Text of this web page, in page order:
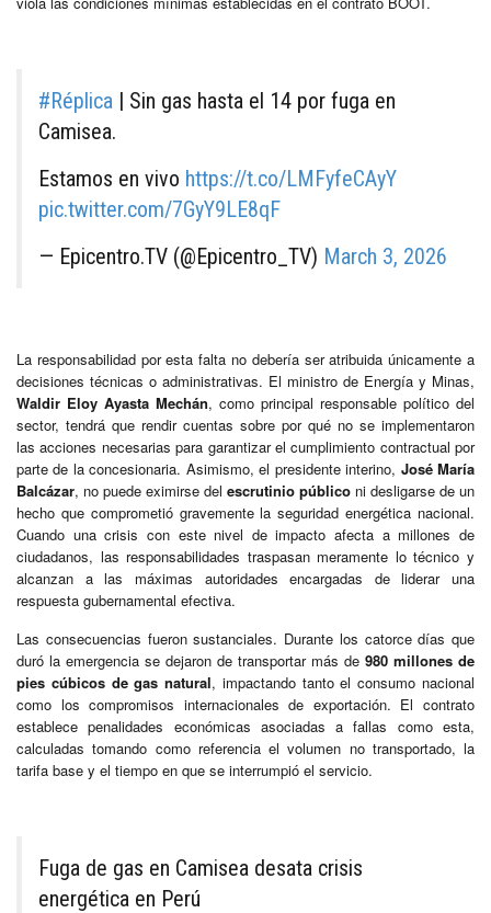
#Réplica | Sin gas hasta el 14 por fuga en
Camisea.
Estamos en vivo https://t.co/LMFyfeCAyY
pic.twitter.com/7GyY9LE8qF
— Epicentro.TV (@Epicentro_TV) March 3, 2026
La responsabilidad por esta falta no debería ser atribuida únicamente a
decisiones técnicas o administrativas. El ministro de Energía y Minas,
Waldir Eloy Ayasta Mechán, como principal responsable político del
sector, tendrá que rendir cuentas sobre por qué no se implementaron
las acciones necesarias para garantizar el cumplimiento contractual por
parte de la concesionaria. Asimismo, el presidente interino, José María
Balcázar, no puede eximirse del escrutinio público ni desligarse de un
hecho que comprometió gravemente la seguridad energética nacional.
Cuando una crisis con este nivel de impacto afecta a millones de
ciudadanos, las responsabilidades traspasan meramente lo técnico y
alcanzan a las máximas autoridades encargadas de liderar una
respuesta gubernamental efectiva.
Las consecuencias fueron sustanciales. Durante los catorce días que
duró la emergencia se dejaron de transportar más de 980 millones de
pies cúbicos de gas natural, impactando tanto el consumo nacional
como los compromisos internacionales de exportación. El contrato
establece penalidades económicas asociadas a fallas como esta,
calculadas tomando como referencia el volumen no transportado, la
tarifa base y el tiempo en que se interrumpió el servicio.
Fuga de gas en Camisea desata crisis
energética en Perú